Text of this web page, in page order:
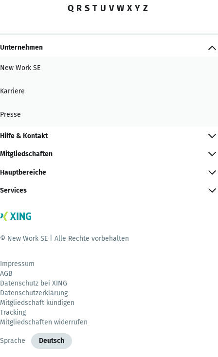
Q R S T U V W X Y Z
Unternehmen
New Work SE
Karriere
Presse
Hilfe & Kontakt
Mitgliedschaften
Hauptbereiche
Services
© New Work SE | Alle Rechte vorbehalten
Impressum
AGB
Datenschutz bei XING
Datenschutzerklärung
Mitgliedschaft kündigen
Tracking
Mitgliedschaften widerrufen
Sprache Deutsch